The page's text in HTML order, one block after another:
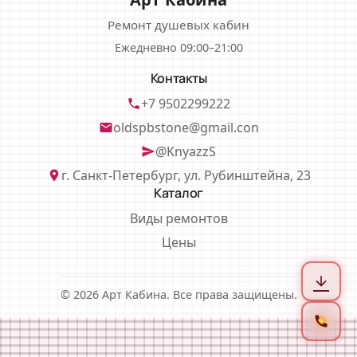
Ремонт душевых кабин
Ежедневно 09:00–21:00
Контакты
phone+7 9502299222
emailoldspbstone@gmail.con
send@KnyazzS
location_on г. Санкт-Петербург, ул. Рубинштейна, 23
Каталог
Виды ремонтов
Цены
© 2026 Арт Кабина. Все права защищены.
arrow_downward
call